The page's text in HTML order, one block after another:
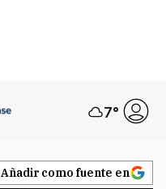
7°
Añadir como fuente en